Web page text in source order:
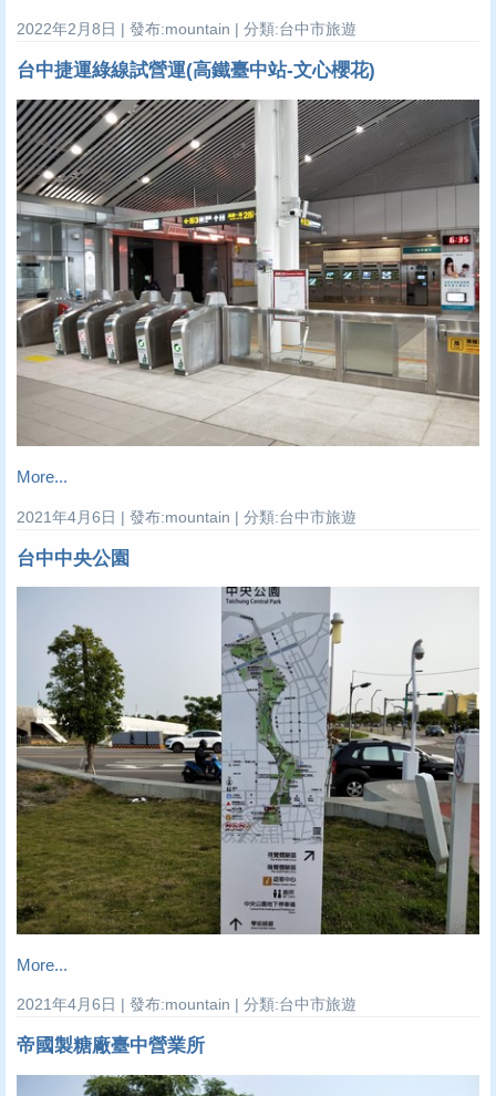
2022年2月8日 | 發布:mountain | 分類:台中市旅遊
台中捷運綠線試營運(高鐵臺中站-文心櫻花)
More...
2021年4月6日 | 發布:mountain | 分類:台中市旅遊
台中中央公園
More...
2021年4月6日 | 發布:mountain | 分類:台中市旅遊
帝國製糖廠臺中營業所